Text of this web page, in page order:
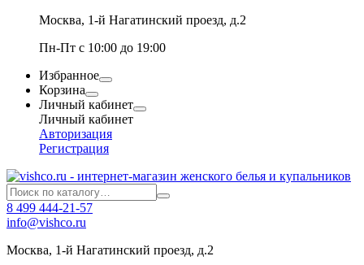
Москва, 1-й Нагатинский проезд, д.2
Пн-Пт с 10:00 до 19:00
Избранное
Корзина
Личный кабинет
Личный кабинет
Авторизация
Регистрация
8 499 444-21-57
info@vishco.ru
Москва, 1-й Нагатинский проезд, д.2